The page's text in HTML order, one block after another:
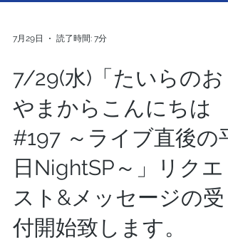
読了時間: 7分
7/29(水)「たいらのお
やまからこんにちは
#197 ～ライブ直後の平
日NightSP～」リクエ
スト&メッセージの受